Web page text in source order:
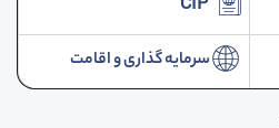
CIP
سرمایه گذاری و اقامت